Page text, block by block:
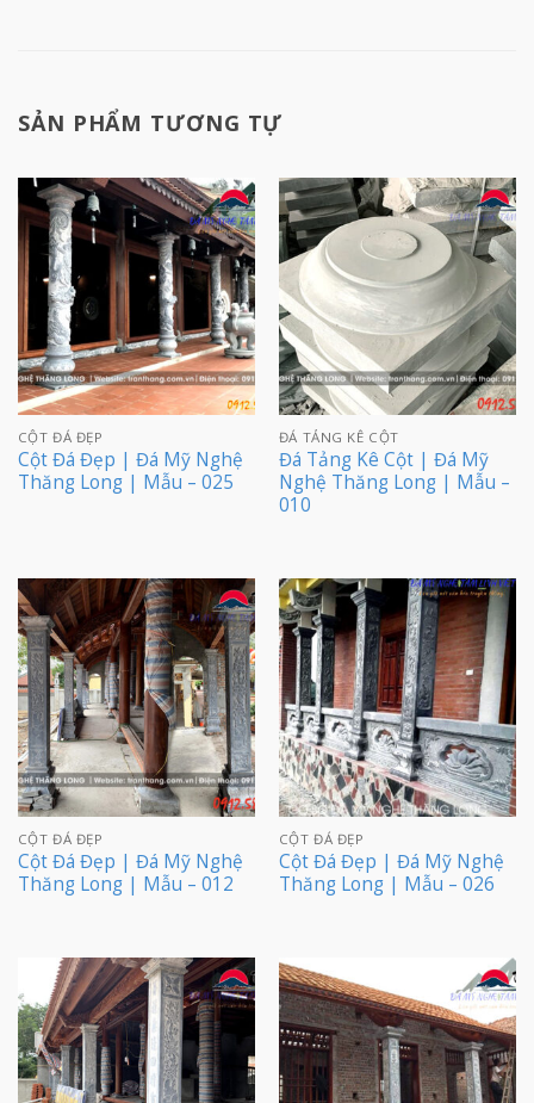
SẢN PHẨM TƯƠNG TỰ
CỘT ĐÁ ĐẸP
Cột Đá Đẹp | Đá Mỹ Nghệ
Thăng Long | Mẫu – 025
ĐÁ TẢNG KÊ CỘT
Đá Tảng Kê Cột | Đá Mỹ
Nghệ Thăng Long | Mẫu –
010
CỘT ĐÁ ĐẸP
Cột Đá Đẹp | Đá Mỹ Nghệ
Thăng Long | Mẫu – 012
CỘT ĐÁ ĐẸP
Cột Đá Đẹp | Đá Mỹ Nghệ
Thăng Long | Mẫu – 026